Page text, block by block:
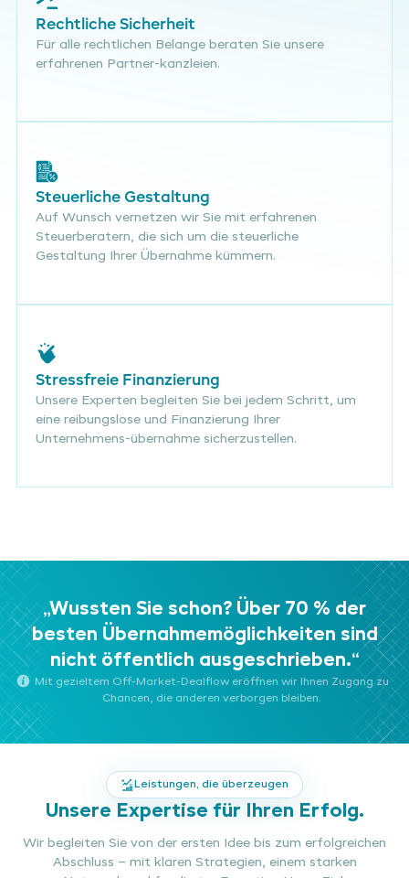
Rechtliche Sicherheit
Für alle rechtlichen Belange beraten Sie unsere
erfahrenen Partner-kanzleien.
Steuerliche Gestaltung
Auf Wunsch vernetzen wir Sie mit erfahrenen
Steuerberatern, die sich um die steuerliche
Gestaltung Ihrer Übernahme kümmern.
Stressfreie Finanzierung
Unsere Experten begleiten Sie bei jedem Schritt, um
eine reibungslose und Finanzierung Ihrer
Unternehmens-übernahme sicherzustellen.
„Wussten Sie schon? Über 70 % der
besten Übernahmemöglichkeiten sind
nicht öffentlich ausgeschrieben.“
Mit gezieltem Off-Market-Dealflow eröffnen wir Ihnen Zugang zu
Chancen, die anderen verborgen bleiben.
Leistungen, die überzeugen
Unsere Expertise für Ihren Erfolg.
Wir begleiten Sie von der ersten Idee bis zum erfolgreichen
Abschluss – mit klaren Strategien, einem starken